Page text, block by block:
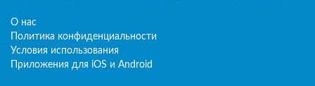
О нас
Политика конфиденциальности
Условия использования
Приложения для iOS и Android